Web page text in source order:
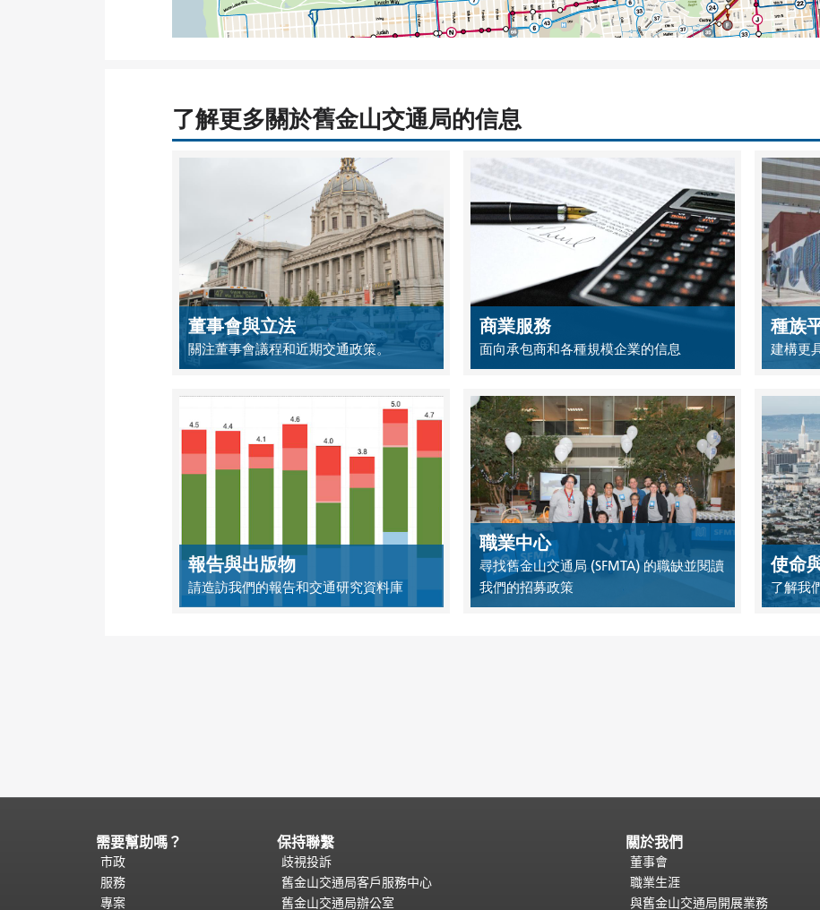
了解更多關於舊金山交通局的信息
董事會與立法
關注董事會議程和近期交通政策。
商業服務
面向承包商和各種規模企業的信息
種族
建構更
報告與出版物
請造訪我們的報告和交通研究資料庫
職業中心
尋找舊金山交通局 (SFMTA) 的職缺並閱讀
我們的招募政策
使命
了解我
頁
面
內
容
需要幫助嗎？
市政
服務
專案
保持聯繫
歧視投訴
舊金山交通局客戶服務中心
舊金山交通局辦公室
關於我們
董事會
職業生涯
與舊金山交通局開展業務